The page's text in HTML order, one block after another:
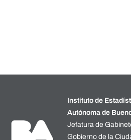
Instituto de
Autónoma de
Jefatura de
Gobierno de la